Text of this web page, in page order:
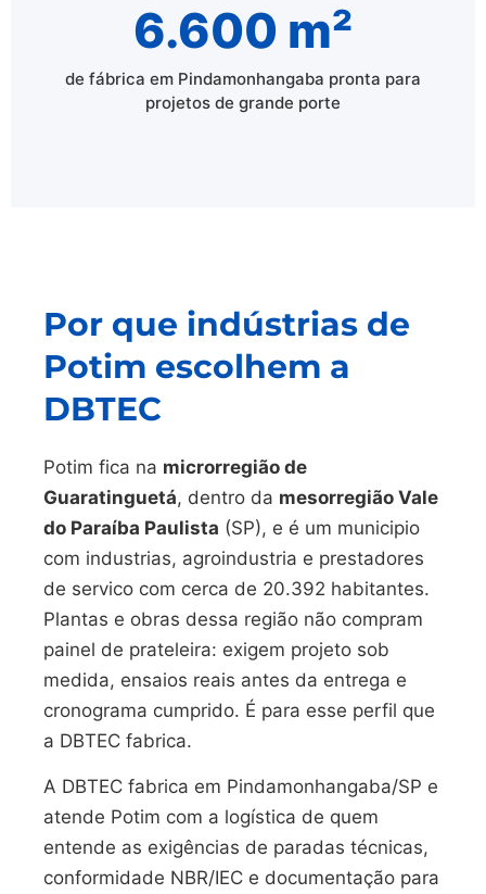
6.600 m²
de fábrica em Pindamonhangaba pronta para
projetos de grande porte
Por que indústrias de
Potim escolhem a
DBTEC
Potim fica na microrregião de
Guaratinguetá, dentro da mesorregião Vale
do Paraíba Paulista (SP), e é um municipio
com industrias, agroindustria e prestadores
de servico com cerca de 20.392 habitantes.
Plantas e obras dessa região não compram
painel de prateleira: exigem projeto sob
medida, ensaios reais antes da entrega e
cronograma cumprido. É para esse perfil que
a DBTEC fabrica.
A DBTEC fabrica em Pindamonhangaba/SP e
atende Potim com a logística de quem
entende as exigências de paradas técnicas,
conformidade NBR/IEC e documentação para